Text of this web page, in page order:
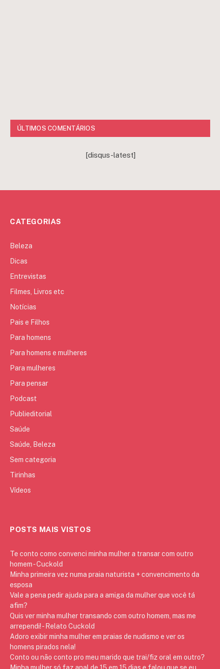
ÚLTIMOS COMENTÁRIOS
[disqus-latest]
CATEGORIAS
Beleza
Dicas
Entrevistas
Filmes, Livros etc
Notícias
Pais e Filhos
Para homens
Para homens e mulheres
Para mulheres
Para pensar
Podcast
Publieditorial
Saúde
Saúde, Beleza
Sem categoria
Tirinhas
Vídeos
POSTS MAIS VISTOS
Te conto como convenci minha mulher a transar com outro
homem - Cuckold
Minha primeira vez numa praia naturista + convencimento da
esposa
Vale a pena pedir ajuda para a amiga da mulher que você tá
afim?
Quis ver minha mulher transando com outro homem, mas me
arrependi! - Relato Cuckold
Adoro exibir minha mulher em praias de nudismo e ver os
homens pirados nela!
Conto ou não conto pro meu marido que trai/fiz oral em outro?
Minha mulher só faz anal de 15 em 15 dias e falou que se eu